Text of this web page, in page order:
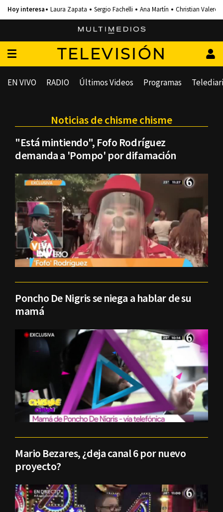
Laura Zapata Sergio Fachelli Ana Martín Christian Valero
TELEVISIÓN
EN VIVO RADIO Últimos Videos Programas
Noticias de chisme chisme
"Está mintiendo", Fofo Rodríguez
demanda a 'Pompo' por difamación
Poncho De Nigris se niega a hablar de su
mamá
Mario Bezares, ¿deja canal 6 por nuevo
proyecto?